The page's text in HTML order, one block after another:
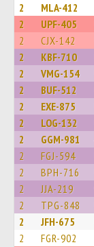
2 MLA-412
2 UPF-405
2 CJX-142
2 KBF-710
2 VMG-154
2 BUF-512
2 EXE-875
2 LOG-132
2 GGM-981
2 FGJ-594
2 BPH-716
2 JJA-219
2 TPG-848
2 JFH-675
2 FGR-902